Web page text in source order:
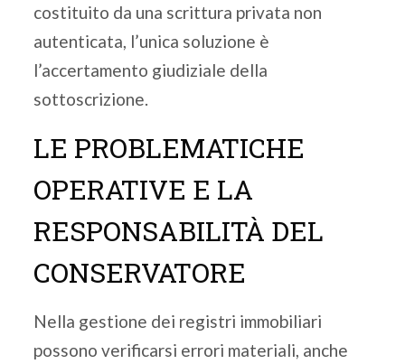
costituito da una scrittura privata non
autenticata, l’unica soluzione è
l’accertamento giudiziale della
sottoscrizione.
LE PROBLEMATICHE
OPERATIVE E LA
RESPONSABILITÀ DEL
CONSERVATORE
Nella gestione dei registri immobiliari
possono verificarsi errori materiali, anche